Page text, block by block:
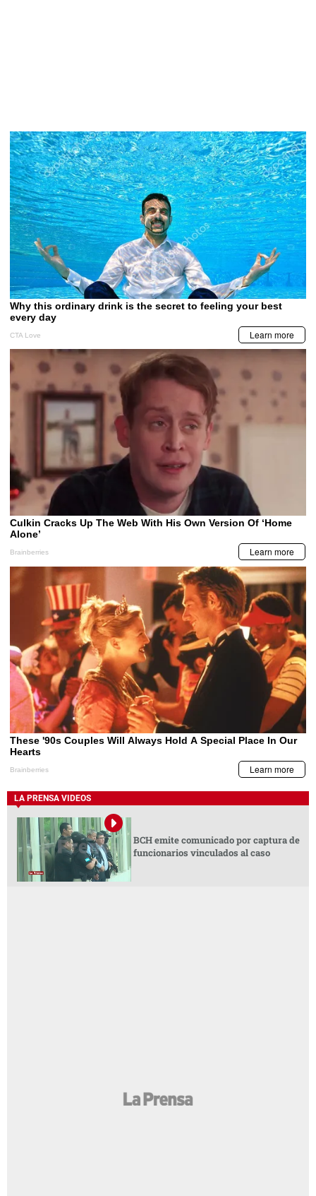
LA PRENSA VIDEOS
BCH emite comunicado por captura de
funcionarios vinculados al caso